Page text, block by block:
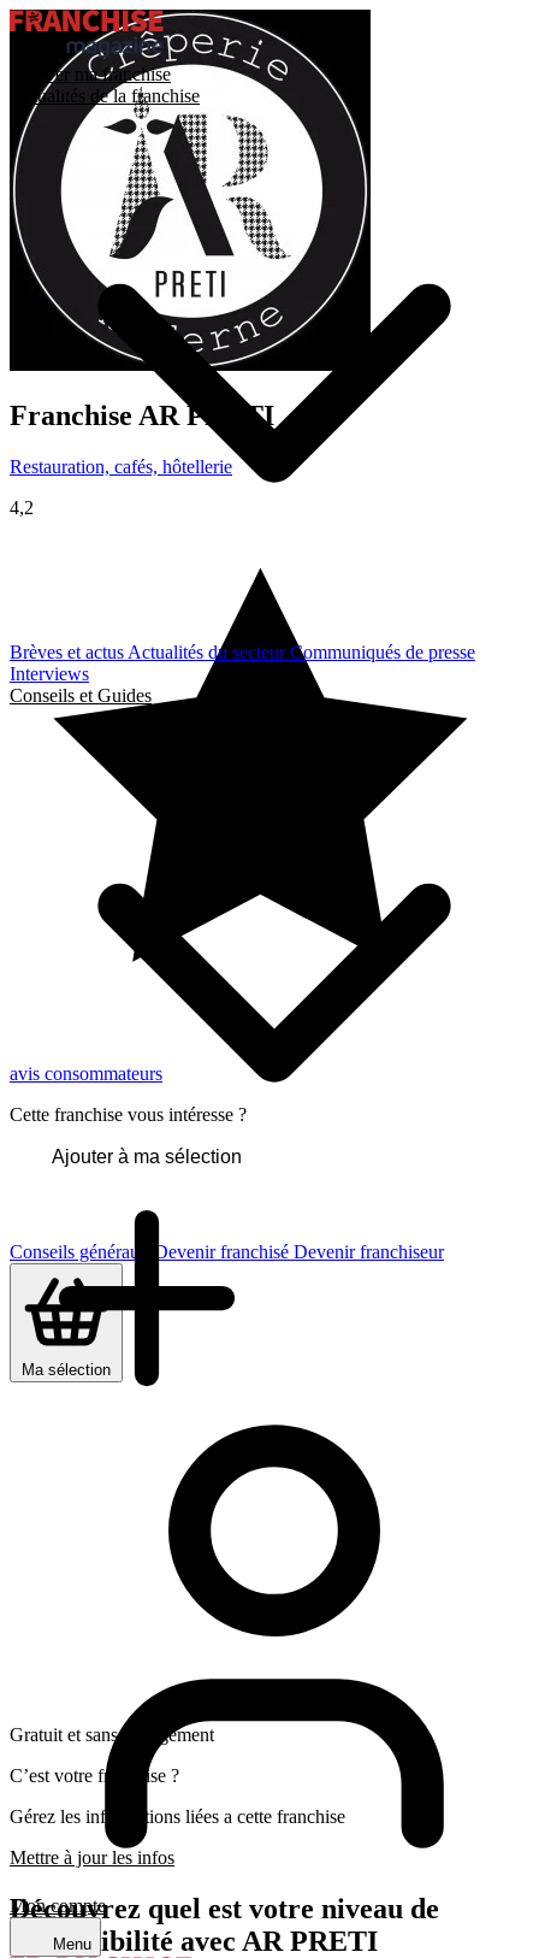
Trouver ma franchise
Actualités de la franchise
Brèves et actus Actualités du secteurCommuniqués de presse
Interviews
Conseils et Guides
Conseils généraux Devenir franchisé Devenir franchiseur
Ma sélection
Mon compte
Menu
Franchise AR PRETI
Restauration, cafés, hôtellerie
4,2
avis consommateurs
Cette franchise vous intéresse ?
Ajouter à ma sélection
Gratuit et sans engagement
C’est votre franchise ?
Gérez les informations liées a cette franchise
Mettre à jour les infos
Découvrez quel est votre niveau de
compatibilité avec AR PRETI